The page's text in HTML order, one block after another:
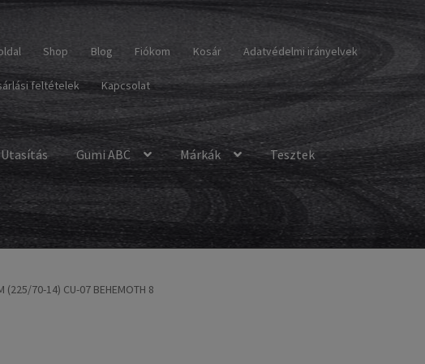
Shop Blog Fiókom Kosár Adatvédelmi irányelvek
feltételek Kapcsolat
Utasítás Gumi ABC Márkák Tesztek
(225/70-14) CU-07 BEHEMOTH 8